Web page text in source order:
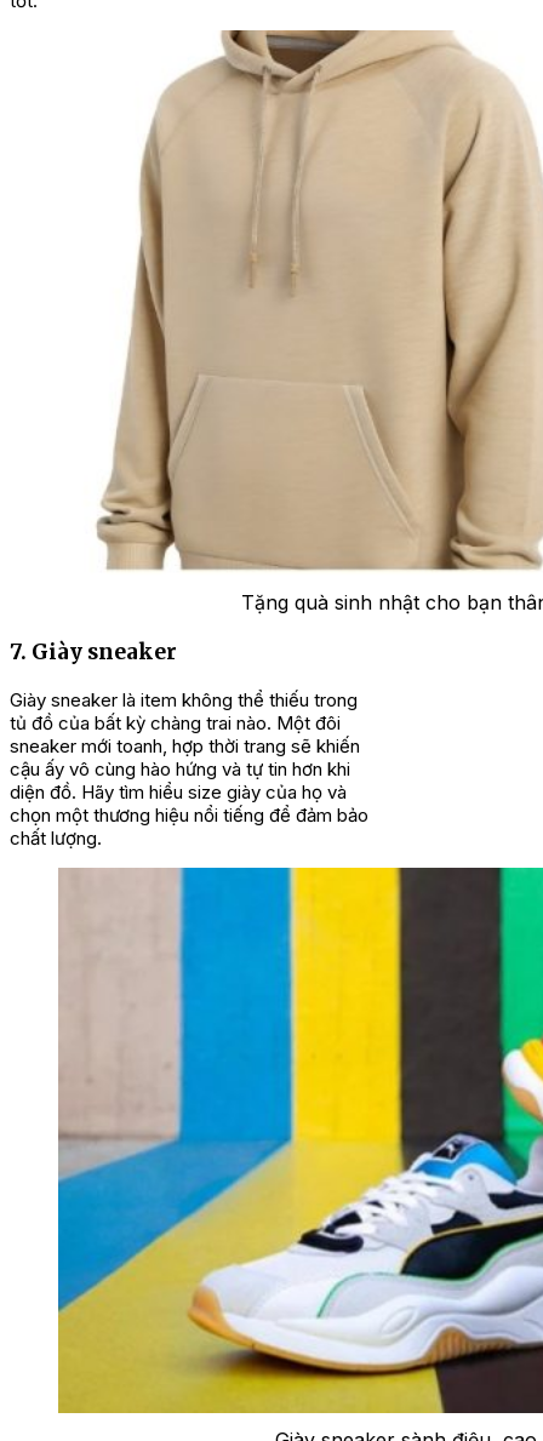
Tặng quà sinh nhật cho bạn
7. Giày sneaker
Giày sneaker là item không thể thiếu trong
tủ đồ của bất kỳ chàng trai nào. Một đôi
sneaker mới toanh, hợp thời trang sẽ khiến
cậu ấy vô cùng hào hứng và tự tin hơn khi
diện đồ. Hãy tìm hiểu size giày của họ và
chọn một thương hiệu nổi tiếng để đảm bảo
chất lượng.